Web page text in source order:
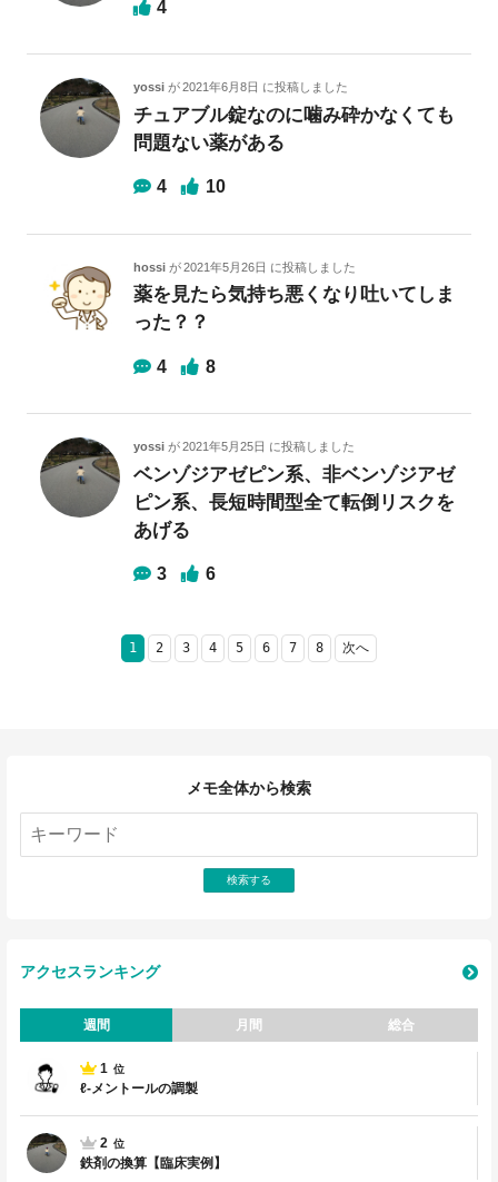
4
yossi が 2021年6月8日 に投稿しました
チュアブル錠なのに噛み砕かなくても
問題ない薬がある
4 10
hossi が 2021年5月26日 に投稿しました
薬を見たら気持ち悪くなり吐いてしま
った？？
4 8
yossi が 2021年5月25日 に投稿しました
ベンゾジアゼピン系、非ベンゾジアゼ
ピン系、長短時間型全て転倒リスクを
あげる
3 6
1 2 3 4 5 6 7 8 次へ
メモ全体から検索
アクセスランキング
週間 月間 総合
1 位
ℓ-メントールの調製
2 位
鉄剤の換算【臨床実例】